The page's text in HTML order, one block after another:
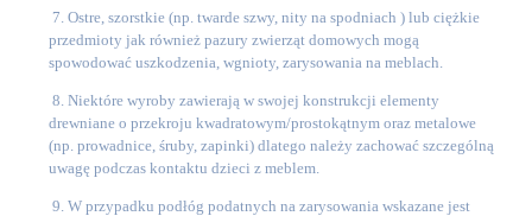
7. Ostre, szorstkie (np. twarde szwy, nity na spodniach ) lub ciężkie
przedmioty jak również pazury zwierząt domowych mogą
spowodować uszkodzenia, wgnioty, zarysowania na meblach.
8. Niektóre wyroby zawierają w swojej konstrukcji elementy
drewniane o przekroju kwadratowym/prostokątnym oraz metalowe
(np. prowadnice, śruby, zapinki) dlatego należy zachować szczególną
uwagę podczas kontaktu dzieci z meblem.
9. W przypadku podłóg podatnych na zarysowania wskazane jest